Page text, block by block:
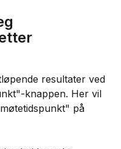
resultater ved
knappen. Her vil
på